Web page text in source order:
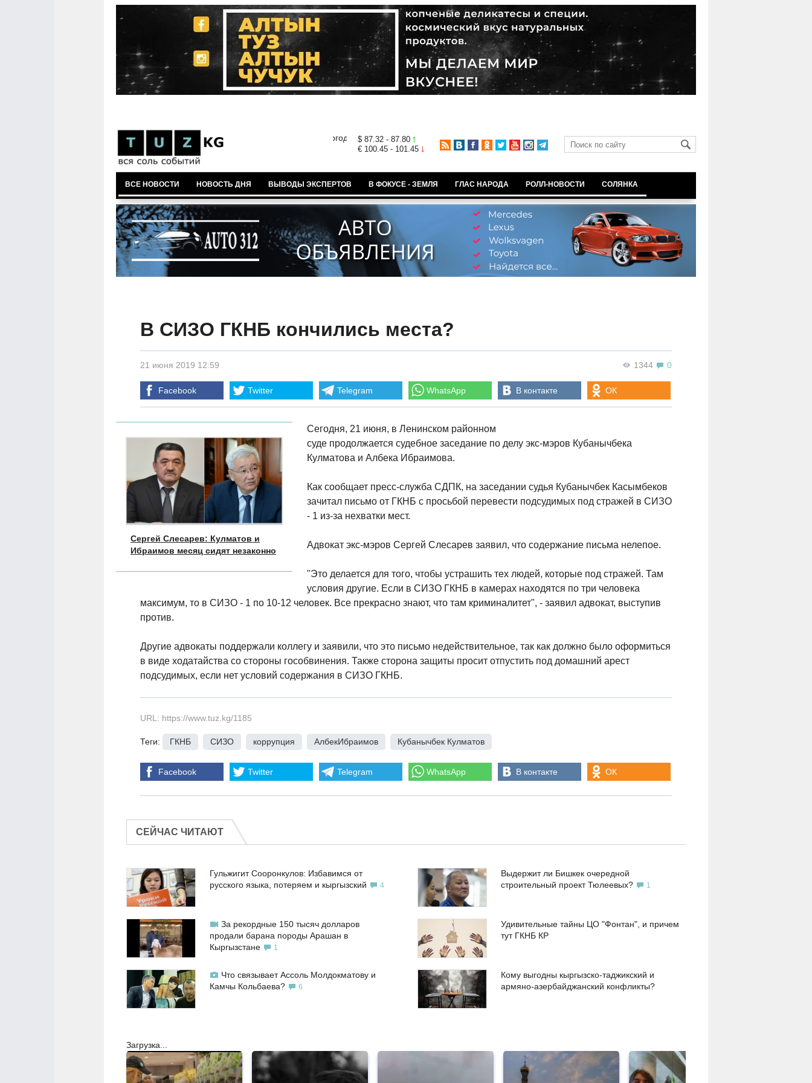
$ 87.32 - 87.80
€ 100.45 - 101.45
ВСЕ НОВОСТИ НОВОСТЬ ДНЯ ВЫВОДЫ ЭКСПЕРТОВ В ФОКУСЕ - ЗЕМЛЯ ГЛАС НАРОДА РОЛЛ-НОВОСТИ СОЛЯНКА
В СИЗО ГКНБ кончились места?
1344 0
21 июня 2019 12:59
Facebook Twitter Telegram WhatsApp В контакте ОК
Сергей Слесарев: Кулматов и
Ибраимов месяц сидят незаконно
Сегодня, 21 июня, в Ленинском районном
суде продолжается судебное заседание по делу экс-мэров Кубанычбека
Кулматова и Албека Ибраимова.
Как сообщает пресс-служба СДПК, на заседании судья Кубанычбек Касымбеков
зачитал письмо от ГКНБ с просьбой перевести подсудимых под стражей в СИЗО
- 1 из-за нехватки мест.
Адвокат экс-мэров Сергей Слесарев заявил, что содержание письма нелепое.
"Это делается для того, чтобы устрашить тех людей, которые под стражей. Там
условия другие. Если в СИЗО ГКНБ в камерах находятся по три человека
максимум, то в СИЗО - 1 по 10-12 человек. Все прекрасно знают, что там криминалитет", - заявил адвокат, выступив
против.
Другие адвокаты поддержали коллегу и заявили, что это письмо недействительное, так как должно было оформиться
в виде ходатайства со стороны гособвинения. Также сторона защиты просит отпустить под домашний арест
подсудимых, если нет условий содержания в СИЗО ГКНБ.
URL: https://www.tuz.kg/1185
Теги: ГКНБ СИЗО коррупция АлбекИбраимов Кубанычбек Кулматов
Facebook Twitter Telegram WhatsApp В контакте ОК
СЕЙЧАС ЧИТАЮТ
Гульжигит Сооронкулов: Избавимся от
русского языка, потеряем и кыргызский
4
Выдержит ли Бишкек очередной
строительный проект Тюлеевых?
1
За рекордные 150 тысяч долларов
продали барана породы Арашан в
Кыргызстане
1
Удивительные тайны ЦО "Фонтан", и причем
тут ГКНБ КР
Что связывает Ассоль Молдокматову и
Камчы Кольбаева?
6
Кому выгодны кыргызско-таджикский и
армяно-азербайджанский конфликты?
Загрузка...